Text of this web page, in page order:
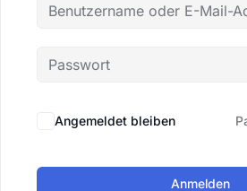
Angemeldet bleiben
Anmelden